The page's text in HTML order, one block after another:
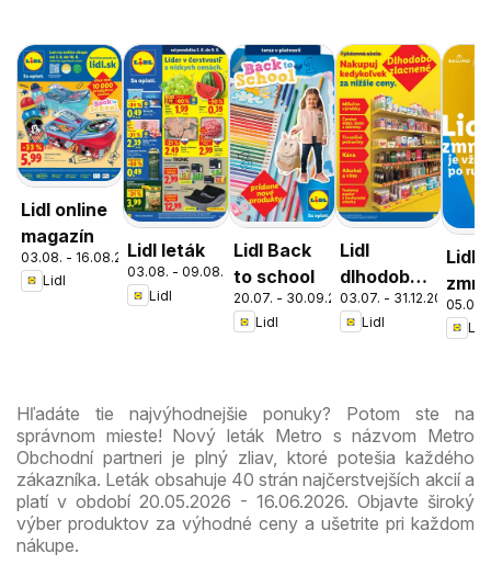
Lidl online
magazín
03.08. - 16.08.2026
Lidl
Lidl leták
03.08. - 09.08.2026
Lidl
Lidl Back
to school
20.07. - 30.09.2026
Lidl
Lidl
dlhodobo
zlacnené
03.07. - 31.12.2026
Lidl
Lidl
05.05.
Lidl
Hľadáte tie najvýhodnejšie ponuky? Potom ste na
správnom mieste! Nový leták Metro s názvom Metro
Obchodní partneri je plný zliav, ktoré potešia každého
zákazníka. Leták obsahuje 40 strán najčerstvejších akcií a
platí v období 20.05.2026 - 16.06.2026. Objavte široký
výber produktov za výhodné ceny a ušetrite pri každom
nákupe.